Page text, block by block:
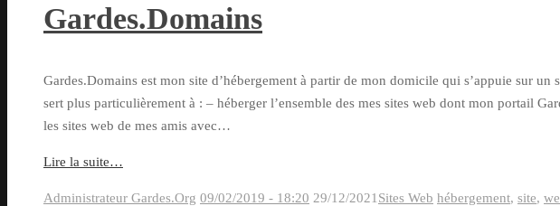
Gardes.Domains
Gardes.Domains est mon site d’hébergement à partir de mon domicile qui s’appuie sur
sert plus particulièrement à : – héberger l’ensemble des mes sites web dont mon portail
les sites web de mes amis avec…
Lire la suite…
Administrateur Gardes.Org 09/02/2019 - 18:20 29/12/2021 Sites Web hébergement, site,